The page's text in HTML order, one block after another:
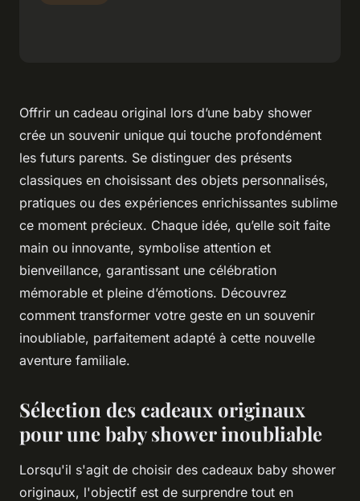
Offrir un cadeau original lors d’une baby shower
crée un souvenir unique qui touche profondément
les futurs parents. Se distinguer des présents
classiques en choisissant des objets personnalisés,
pratiques ou des expériences enrichissantes sublime
ce moment précieux. Chaque idée, qu’elle soit faite
main ou innovante, symbolise attention et
bienveillance, garantissant une célébration
mémorable et pleine d’émotions. Découvrez
comment transformer votre geste en un souvenir
inoubliable, parfaitement adapté à cette nouvelle
aventure familiale.
Sélection des cadeaux originaux
pour une baby shower inoubliable
Lorsqu'il s'agit de choisir des cadeaux baby shower
originaux, l'objectif est de surprendre tout en